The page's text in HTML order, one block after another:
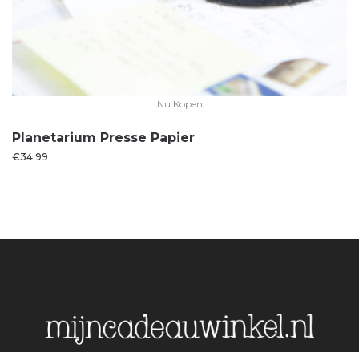
Nu Kopen
Planetarium Presse Papier
€34.99